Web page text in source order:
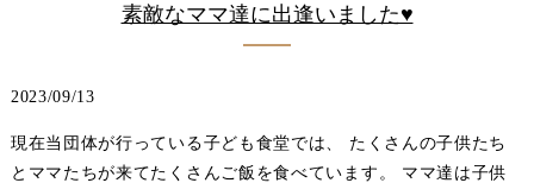
素敵なママ達に出逢いました♥
2023/09/13
現在当団体が行っている子ども食堂では、 たくさんの子供たち
とママたちが来てたくさんご飯を食べています。 ママ達は子供